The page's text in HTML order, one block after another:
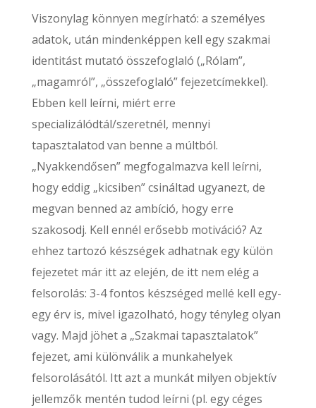
Viszonylag könnyen megírható: a személyes
adatok, után mindenképpen kell egy szakmai
identitást mutató összefoglaló („Rólam”,
„magamról”, „összefoglaló” fejezetcímekkel).
Ebben kell leírni, miért erre
specializálódtál/szeretnél, mennyi
tapasztalatod van benne a múltból.
„Nyakkendősen” megfogalmazva kell leírni,
hogy eddig „kicsiben” csináltad ugyanezt, de
megvan benned az ambíció, hogy erre
szakosodj. Kell ennél erősebb motiváció? Az
ehhez tartozó készségek adhatnak egy külön
fejezetet már itt az elején, de itt nem elég a
felsorolás: 3-4 fontos készséged mellé kell egy-
egy érv is, mivel igazolható, hogy tényleg olyan
vagy. Majd jöhet a „Szakmai tapasztalatok”
fejezet, ami különválik a munkahelyek
felsorolásától. Itt azt a munkát milyen objektív
jellemzők mentén tudod leírni (pl. egy céges